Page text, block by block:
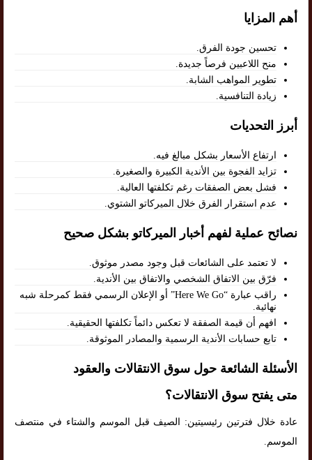
أهم المزايا
تحسين جودة الفرق.
منح اللاعبين فرصاً جديدة.
تطوير المواهب الشابة.
زيادة التنافسية.
أبرز التحديات
ارتفاع الأسعار بشكل مبالغ فيه.
تزايد الفجوة بين الأندية الكبيرة والصغيرة.
فشل بعض الصفقات رغم تكلفتها العالية.
عدم استقرار الفرق خلال الميركاتو الشتوي.
نصائح عملية لفهم أخبار الميركاتو بشكل صحيح
لا تعتمد على الشائعات قبل وجود مصدر موثوق.
فرّق بين الاتفاق الشخصي والاتفاق بين الأندية.
راقب عبارة “Here We Go” أو الإعلان الرسمي فقط كمرحلة شبه
نهائية.
افهم أن قيمة الصفقة لا تعكس دائماً تكلفتها الحقيقية.
تابع حسابات الأندية الرسمية والمصادر الموثوقة.
الأسئلة الشائعة حول سوق الانتقالات والعقود
متى يفتح سوق الانتقالات؟
عادة خلال فترتين رئيسيتين: الصيف قبل الموسم والشتاء في منتصف
الموسم.